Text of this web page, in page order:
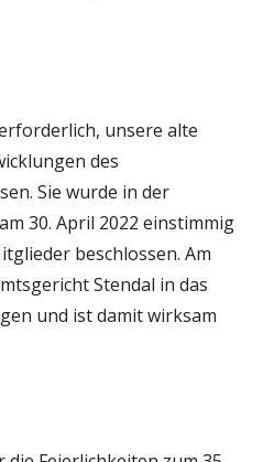
unsere alte
des
Sie wurde in der
30. April 2022 einstimmig
beschlossen. Am
Stendal in das
und ist damit wirksam